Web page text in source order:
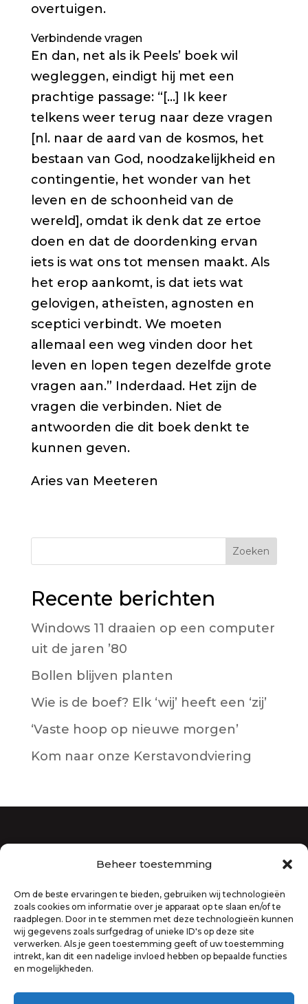
Beheer toestemming
Om de beste ervaringen te bieden, gebruiken wij technologieën
zoals cookies om informatie over je apparaat op te slaan en/of te
raadplegen. Door in te stemmen met deze technologieën kunnen
wij gegevens zoals surfgedrag of unieke ID's op deze site
verwerken. Als je geen toestemming geeft of uw toestemming
intrekt, kan dit een nadelige invloed hebben op bepaalde functies
en mogelijkheden.
overtuigen.
Verbindende vragen
En dan, net als ik Peels’ boek wil
wegleggen, eindigt hij met een
prachtige passage: “[…] Ik keer
telkens weer terug naar deze vragen
[nl. naar de aard van de kosmos, het
bestaan van God, noodzakelijkheid en
contingentie, het wonder van het
leven en de schoonheid van de
wereld], omdat ik denk dat ze ertoe
doen en dat de doordenking ervan
iets is wat ons tot mensen maakt. Als
het erop aankomt, is dat iets wat
gelovigen, atheïsten, agnosten en
sceptici verbindt. We moeten
allemaal een weg vinden door het
leven en lopen tegen dezelfde grote
vragen aan.” Inderdaad. Het zijn de
vragen die verbinden. Niet de
antwoorden die dit boek denkt te
kunnen geven.
Aries van Meeteren
Zoeken
Recente berichten
Windows 11 draaien op een computer
uit de jaren ’80
Bollen blijven planten
Wie is de boef? Elk ‘wij’ heeft een ‘zij’
‘Vaste hoop op nieuwe morgen’
Kom naar onze Kerstavondviering
Gebouw De Parel
Gebouw De Donk
Vieringen
Predikant
Mail ons
Geschiedenis